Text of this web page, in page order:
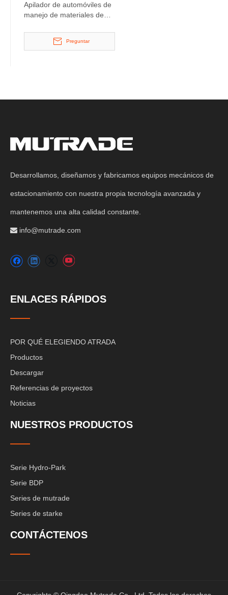
Apilador de automóviles de
manejo de materiales de
adjuntos
Preguntar
Desarrollamos, diseñamos y fabricamos equipos mecánicos de
estacionamiento con nuestra propia tecnología avanzada y
mantenemos una alta calidad constante.
 info@mutrade.com
ENLACES RÁPIDOS
POR QUÉ ELEGIENDO ATRADA
Productos
Descargar
Referencias de proyectos
Noticias
NUESTROS PRODUCTOS
Serie Hydro-Park
Serie BDP
Series de mutrade
Series de starke
CONTÁCTENOS